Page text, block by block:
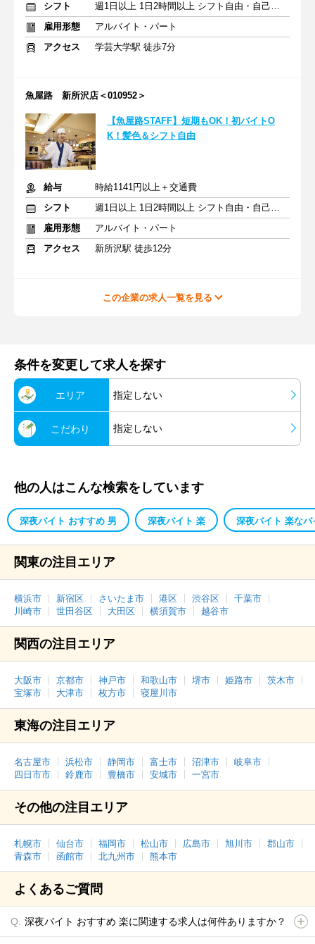
シフト
週1日以上 1日2時間以上 シフト自由・自己申告
雇用形態
アルバイト・パート
アクセス
学芸大学駅 徒歩7分
魚屋路 新所沢店＜010952＞
【魚屋路STAFF】短期もOK！初バイトO
K！髪色＆シフト自由
給与
時給1141円以上＋交通費
シフト
週1日以上 1日2時間以上 シフト自由・自己申告
雇用形態
アルバイト・パート
アクセス
新所沢駅 徒歩12分
この企業の求人一覧を見る
条件を変更して求人を探す
エリア 指定しない
こだわり 指定しない
他の人はこんな検索をしています
深夜バイト おすすめ 男 深夜バイト 楽 深夜バイト 楽なバ
関東の注目エリア
横浜市 新宿区 さいたま市 港区 渋谷区
千葉市
川崎市
世田谷区 大田区 横須賀市 越谷市
関西の注目エリア
大阪市 京都市 神戸市 和歌山市 堺市 姫路市
茨木市
宝塚市
大津市 枚方市 寝屋川市
東海の注目エリア
名古屋市 浜松市 静岡市 富士市 沼津市
岐阜市
四日市市
鈴鹿市 豊橋市 安城市 一宮市
その他の注目エリア
札幌市 仙台市 福岡市 松山市 広島市 旭川市
郡山市
青森市
函館市 北九州市 熊本市
よくあるご質問
深夜バイト おすすめ 楽に関連する求人は何件ありますか？